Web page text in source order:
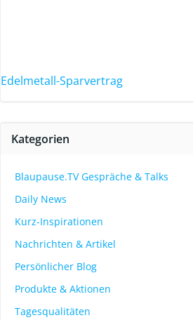
Edelmetall-Sparvertrag
Kategorien
Blaupause.TV Gespräche & Talks
Daily News
Kurz-Inspirationen
Nachrichten & Artikel
Persönlicher Blog
Produkte & Aktionen
Tagesqualitäten